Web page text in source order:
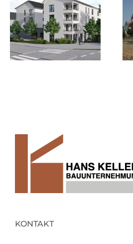
Betreutes
Wohnen
Dornstadt
KONTAKT